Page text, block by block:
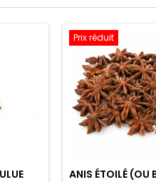
Prix réduit
ANIS ÉTOILÉ (OU